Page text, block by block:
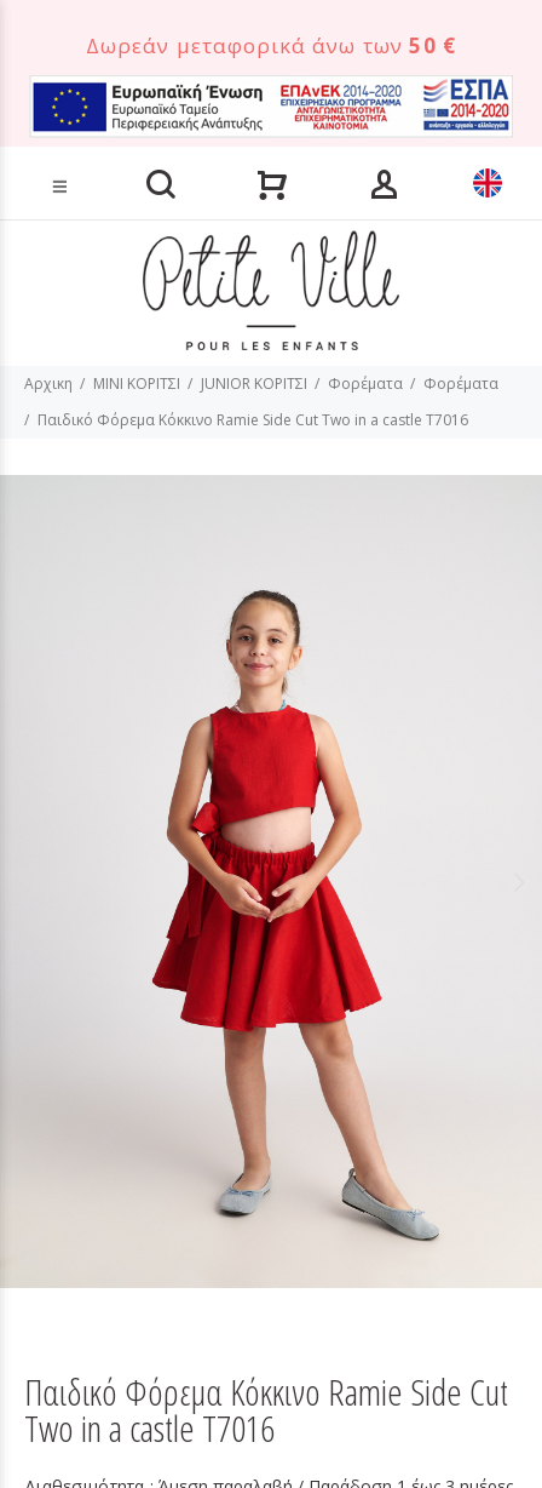
Δωρεάν μεταφορικά άνω των50 €
Αρχικη MINI ΚΟΡΙΤΣΙ JUNIOR ΚΟΡΙΤΣΙ Φορέματα
Φορέματα
Παιδικό Φόρεμα Κόκκινο Ramie Side Cut Two in a castle T7016
Παιδικό Φόρεμα Κόκκινο Ramie Side Cut
Two in a castle T7016